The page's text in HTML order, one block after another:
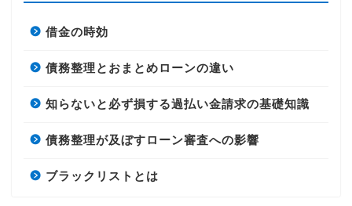
借金の時効
債務整理とおまとめローンの違い
知らないと必ず損する過払い金請求の基礎知識
債務整理が及ぼすローン審査への影響
ブラックリストとは